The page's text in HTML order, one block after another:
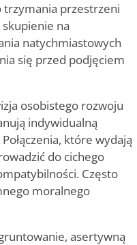
trzymania przestrzeni
na
natychmiastowych
się przed podjęciem
osobistego rozwoju
indywidualną
które wydają
do cichego
Często
moralnego
asertywną